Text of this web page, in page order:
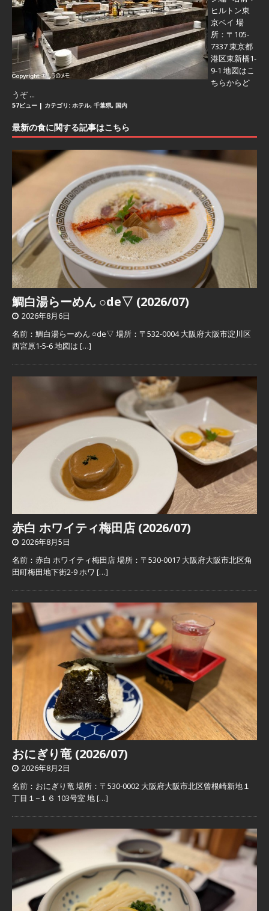
ヒルトン東
京ベイ 場
所：〒105-
7337 東京都
港区東新橋1-
9-1 地図はこ
ちらからど
うぞ ...
57ビュー | カテゴリ: ホテル, 千葉県, 国内
最新の食に関する記事はこちら
鯛白湯らーめん ○de▽ (2026/07)
2026年8月6日
名前：鯛白湯らーめん ○de▽ 場所：〒532-0004 大阪府大阪市淀川区
西宮原1-5-6 地図は […]
赤白 ホワイティ梅田店 (2026/07)
2026年8月5日
名前：赤白 ホワイティ梅田店 場所：〒530-0017 大阪府大阪市北区角
田町梅田地下街2-9 ホワ […]
おにぎり竜 (2026/07)
2026年8月2日
名前：おにぎり竜 場所：〒530-0002 大阪府大阪市北区曾根崎新地１
丁目１−１６ 103号室 地[…]